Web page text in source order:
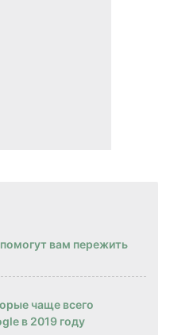
вам пережить
чаще всего
в 2019 году